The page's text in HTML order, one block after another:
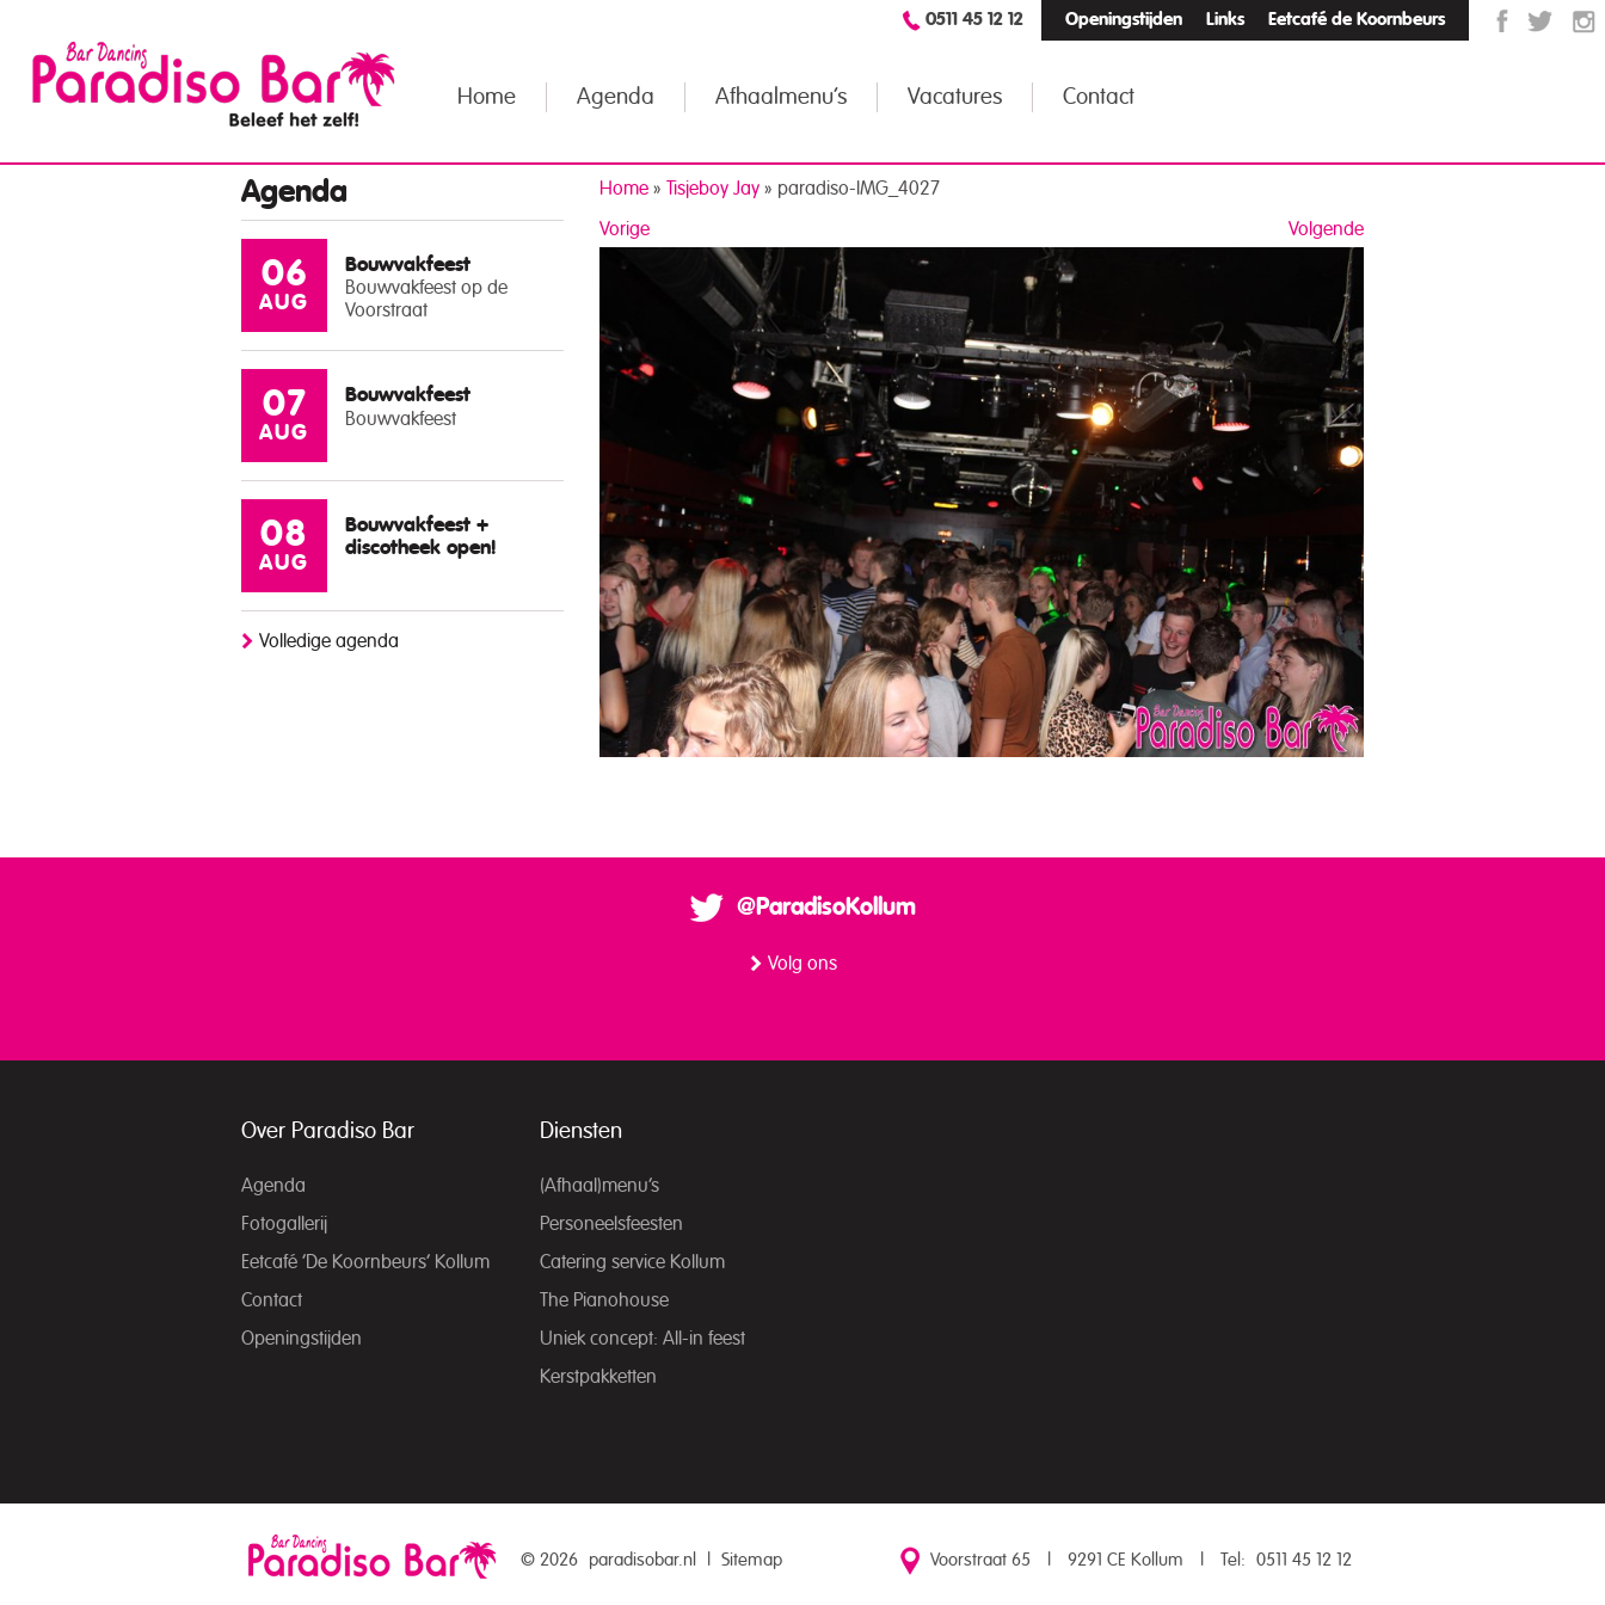
Openingstijden Links Eetcafé de Koornbeurs
0511 45 12 12
Home Agenda Afhaalmenu’s Vacatures Contact
Agenda
06
AUG
Bouwvakfeest
Bouwvakfeest op de
Voorstraat
07
AUG
Bouwvakfeest
Bouwvakfeest
08
AUG
Bouwvakfeest +
discotheek open!
Volledige agenda
Home » Tisjeboy Jay » paradiso-IMG_4027
Volgende
Vorige
@ParadisoKollum
Volg ons
Over Paradiso Bar
Agenda
Fotogallerij
Eetcafé ‘De Koornbeurs’ Kollum
Contact
Openingstijden
Diensten
(Afhaal)menu’s
Personeelsfeesten
Catering service Kollum
The Pianohouse
Uniek concept: All-in feest
Kerstpakketten
© 2026 paradisobar.nl Sitemap Voorstraat 65 9291 CE Kollum Tel: 0511 45 12 12